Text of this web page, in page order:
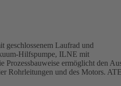
geschlossenem Laufrad und
Hilfspumpe, ILNE mit
ermöglicht den
Rohrleitungen und des Motors.